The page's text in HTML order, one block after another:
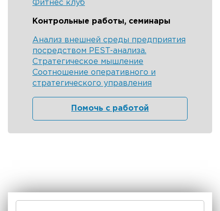
Фитнес клуб
Контрольные работы, семинары
Анализ внешней среды предприятия
посредством PEST-анализа.
Стратегическое мышление
Соотношение оперативного и
стратегического управления
Помочь с работой